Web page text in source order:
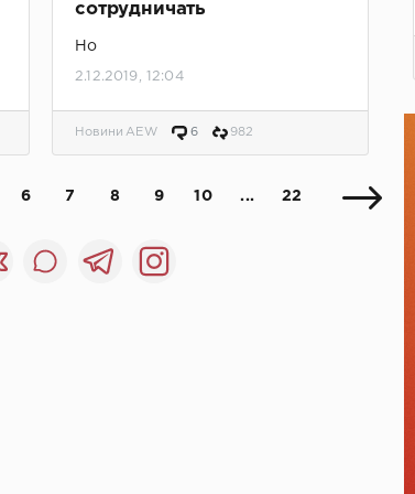
сотрудничать
Но
2.12.2019, 12:04
Новини AEW 6 982
6 7 8 9 10 ... 22